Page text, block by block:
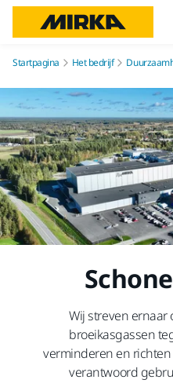
Startpagina Het bedrijf
Wij streven ernaar
broeikasgassen
verminderen en
verantwoord